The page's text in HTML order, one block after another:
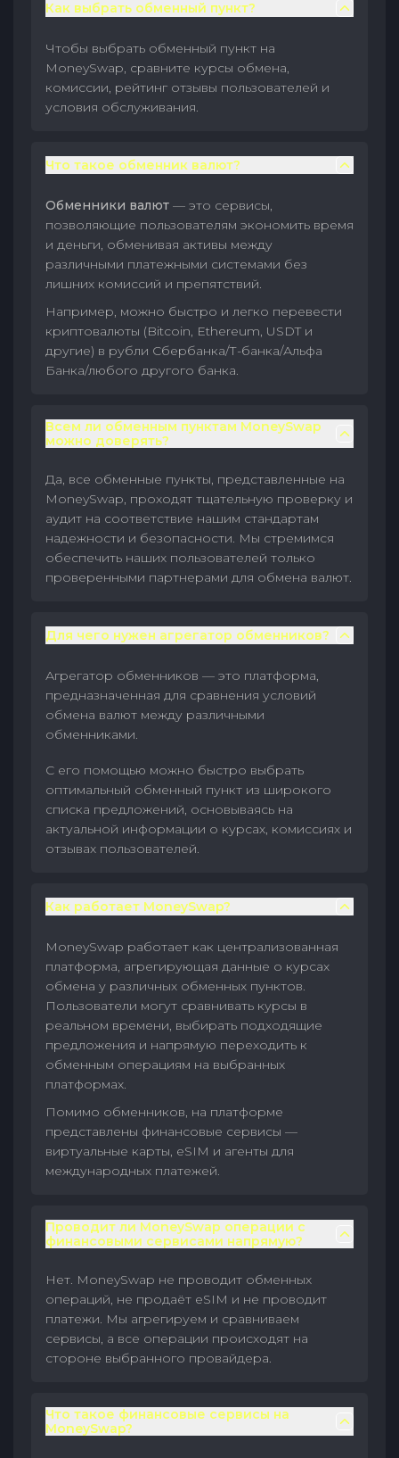
Как выбрать обменный пункт?
Чтобы выбрать обменный пункт на
MoneySwap, сравните курсы обмена,
комиссии, рейтинг отзывы пользователей и
условия обслуживания.
Что такое обменник валют?
Обменники валют — это сервисы,
позволяющие пользователям экономить время
и деньги, обменивая активы между
различными платежными системами без
лишних комиссий и препятствий.
Например, можно быстро и легко перевести
криптовалюты (Bitcoin, Ethereum, USDT и
другие) в рубли Сбербанка/Т-банка/Альфа
Банка/любого другого банка.
Всем ли обменным пунктам MoneySwap
можно доверять?
Да, все обменные пункты, представленные на
MoneySwap, проходят тщательную проверку и
аудит на соответствие нашим стандартам
надежности и безопасности. Мы стремимся
обеспечить наших пользователей только
проверенными партнерами для обмена валют.
Для чего нужен агрегатор обменников?
Агрегатор обменников — это платформа,
предназначенная для сравнения условий
обмена валют между различными
обменниками.
С его помощью можно быстро выбрать
оптимальный обменный пункт из широкого
списка предложений, основываясь на
актуальной информации о курсах, комиссиях и
отзывах пользователей.
Как работает MoneySwap?
MoneySwap работает как централизованная
платформа, агрегирующая данные о курсах
обмена у различных обменных пунктов.
Пользователи могут сравнивать курсы в
реальном времени, выбирать подходящие
предложения и напрямую переходить к
обменным операциям на выбранных
платформах.
Помимо обменников, на платформе
представлены финансовые сервисы —
виртуальные карты, eSIM и агенты для
международных платежей.
Проводит ли MoneySwap операции с
финансовыми сервисами напрямую?
Нет. MoneySwap не проводит обменных
операций, не продаёт eSIM и не проводит
платежи. Мы агрегируем и сравниваем
сервисы, а все операции происходят на
стороне выбранного провайдера.
Что такое финансовые сервисы на
MoneySwap?